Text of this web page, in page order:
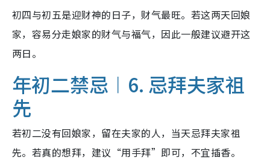
初四与初五是迎财神的日子，财气最旺。若这两天回娘
家，容易分走娘家的财气与福气，因此一般建议避开这
两日。
年初二禁忌︱6. 忌拜夫家祖
先
若初二没有回娘家，留在夫家的人，当天忌拜夫家祖
先。若真的想拜，建议“用手拜”即可，不宜插香。